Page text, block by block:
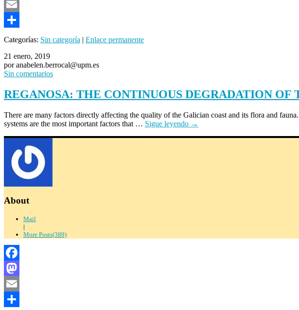
Mastodon
Email
Compartir
Categorías: Sin categoría | Enlace permanente
21 enero, 2019
por anabelen.berrocal@upm.es
Sin comentarios
REGANOSA: THE CONTINUOUS DEGRADATION OF
There are many factors directly affecting the quality of the Galician coast and its flora and
systems are the most important factors that … Sigue leyendo →
About
Mail
|
More Posts(389)
Facebook
Mastodon
Email